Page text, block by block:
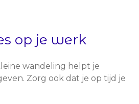
op je werk
wandeling helpt je
Zorg ook dat je op tijd je